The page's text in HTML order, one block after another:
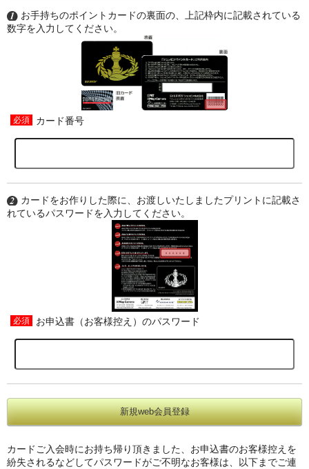
お手持ちのポイントカードの裏面の、上記枠内に記載されている
数字を入力してください。
カード番号
カードをお作りした際に、お渡しいたしましたプリントに記載さ
れているパスワードを入力してください。
お申込書（お客様控え）のパスワード
カードご入会時にお持ち帰り頂きました、お申込書のお客様控えを
紛失されるなどしてパスワードがご不明なお客様は、以下までご連